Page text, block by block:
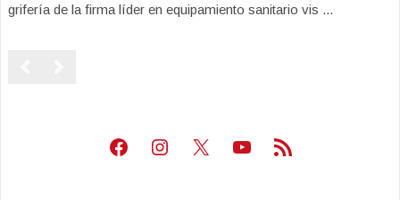
grifería de la firma líder en equipamiento sanitario vis ...
Facebook
Instagram
X Youtube
Feed RSS